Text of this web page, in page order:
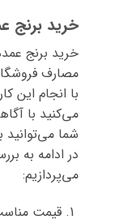
خرید برنج
خرید برنج
مصارف
با انجام این
می‌کنید با
شما می‌توانید
در ادامه به
می‌پردازیم:
قیمت